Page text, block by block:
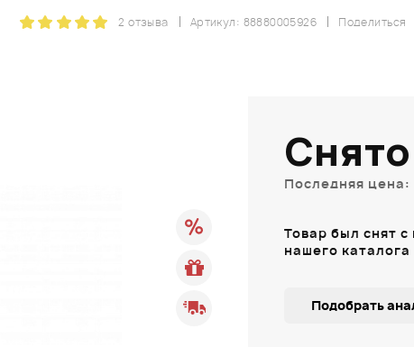
Поделиться
Артикул: 88880005926
2 отзыва
Последняя цена:
Товар был снят
нашего каталога
Подобрать